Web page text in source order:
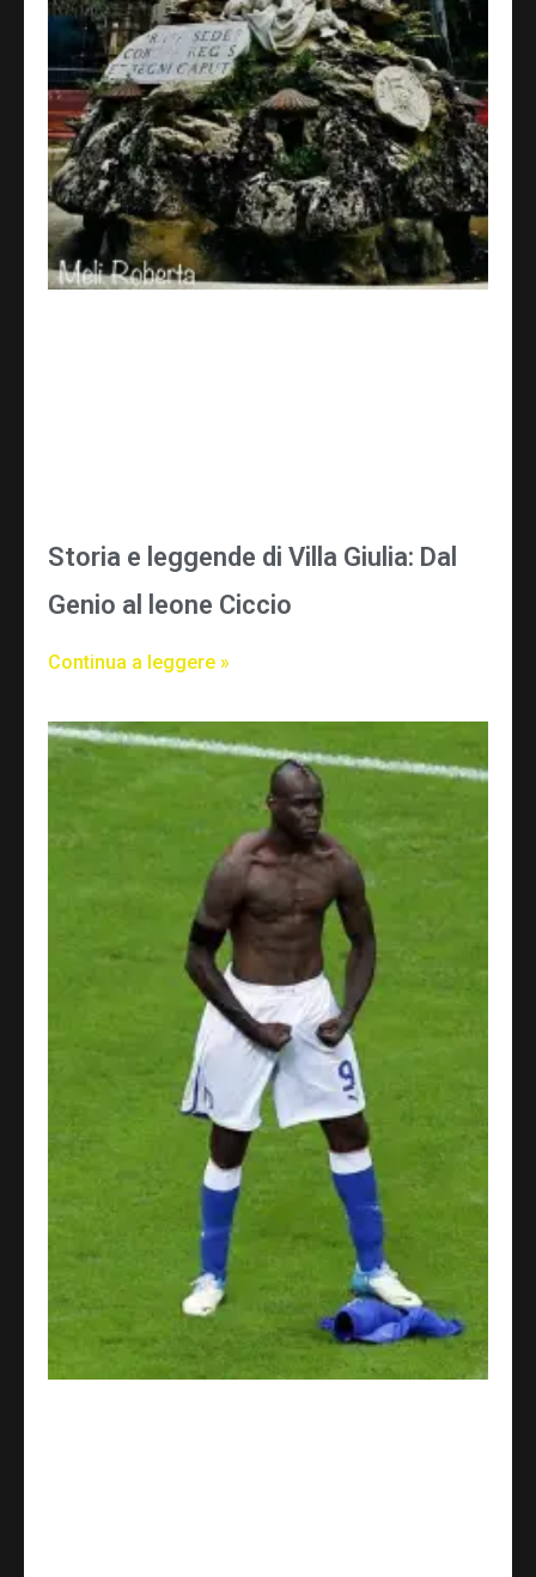
Storia e leggende di Villa Giulia: Dal
Genio al leone Ciccio
Continua a leggere »